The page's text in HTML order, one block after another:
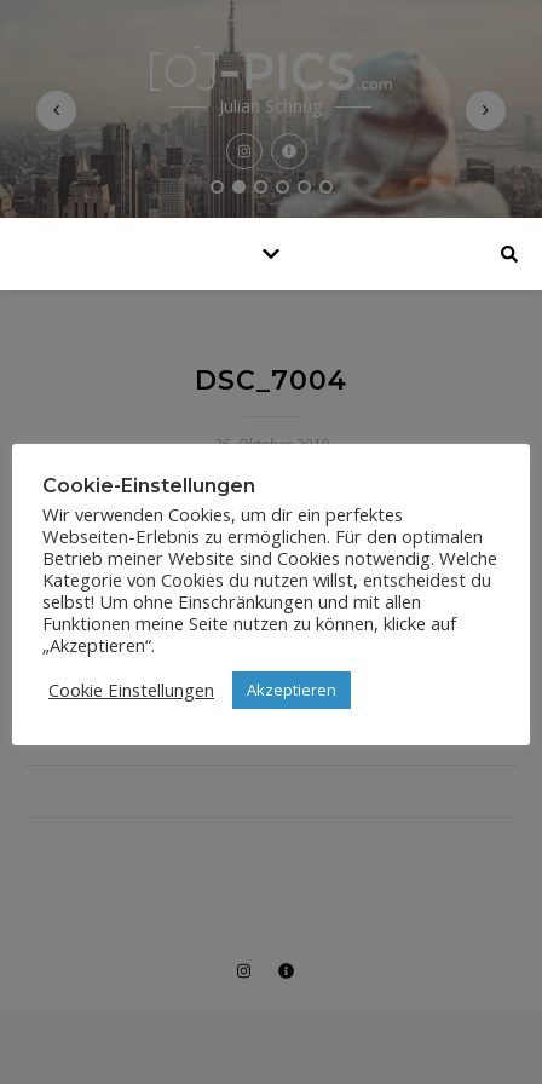
Julian Schnug
DSC_7004
26. Oktober 2019
Cookie-Einstellungen
Wir verwenden Cookies, um dir ein perfektes
Webseiten-Erlebnis zu ermöglichen. Für den optimalen
Betrieb meiner Website sind Cookies notwendig. Welche
Kategorie von Cookies du nutzen willst, entscheidest du
selbst! Um ohne Einschränkungen und mit allen
Funktionen meine Seite nutzen zu können, klicke auf
„Akzeptieren“.
Cookie Einstellungen
Akzeptieren